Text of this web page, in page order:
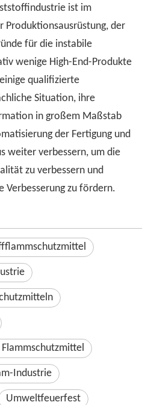
ist im
Produktionsausrüstung, der
für die instabile
wenige High-End-Produkte
qualifizierte
Situation, ihre
in großem Maßstab
der Fertigung und
weiter verbessern, um die
zu verbessern und
zu fördern.
Industrie
Umweltfeuerfest